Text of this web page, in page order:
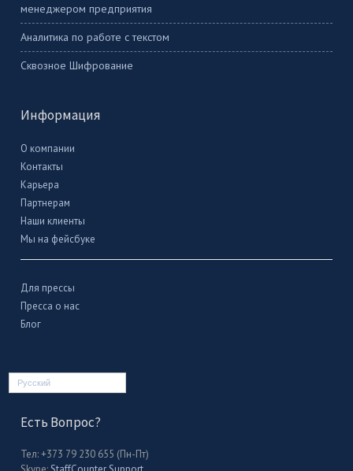
менеджером предприятия
Аналитика по работе с текстом
Сквозное Шифрование
Информация
О компании
Контакты
Карьера
Партнерам
Наши клиенты
Мы на фейсбуке
Для прессы
Пресса о нас
Блог
Русский
Есть Вопрос?
Тел: +373 79 230 655 (Пн-Пт)